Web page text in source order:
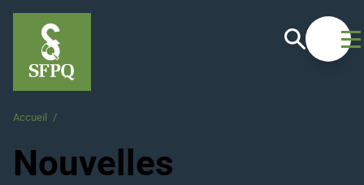
Recherche
Accueil /
Nouvelles